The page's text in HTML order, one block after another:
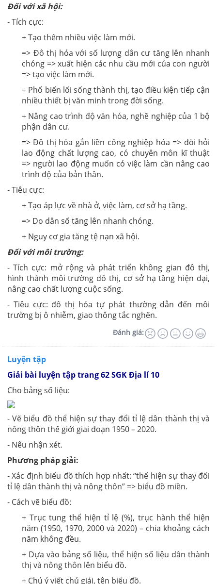
Đối với xã hội:
- Tích cực:
+ Tạo thêm nhiều việc làm mới.
=> Đô thị hóa với số lượng dân cư tăng lên nhanh
chóng => xuất hiện các nhu cầu mới của con người
=> tạo việc làm mới.
+ Phổ biến lối sống thành thị, tạo điều kiện tiếp cận
nhiều thiết bị văn minh trong đời sống.
+ Nâng cao trình độ văn hóa, nghề nghiệp của 1 bộ
phận dân cư.
=> Đô thị hóa gắn liền công nghiệp hóa => đòi hỏi
lao động chất lượng cao, có chuyên môn kĩ thuật
=> người lao động muốn có việc làm cần nâng cao
trình độ của bản thân.
- Tiêu cực:
+ Tạo áp lực về nhà ở, việc làm, cơ sở hạ tầng.
=> Do dân số tăng lên nhanh chóng.
+ Nguy cơ gia tăng tệ nạn xã hội.
Đối với môi trường:
- Tích cực: mở rộng và phát triển không gian đô thị,
hình thành môi trường đô thị, cơ sở hạ tầng hiện đại,
nâng cao chất lượng cuộc sống.
- Tiêu cực: đô thị hóa tự phát thường dẫn đến môi
trường bị ô nhiễm, giao thông tắc nghẽn.
Đánh giá:
Luyện tập
Giải bài luyện tập trang 62 SGK Địa lí 10
Cho bảng số liệu:
- Vẽ biểu đồ thể hiện sự thay đổi tỉ lệ dân thành thị và
nông thôn thế giới giai đoạn 1950 – 2020.
- Nêu nhận xét.
Phương pháp giải:
- Xác định biểu đồ thích hợp nhất: “thể hiện sự thay đổi
tỉ lệ dân thành thị và nông thôn” => biểu đồ miền.
- Cách vẽ biểu đồ:
+ Trục tung thể hiện tỉ lệ (%), trục hành thể hiện
năm (1950, 1970, 2000 và 2020) – chia khoảng cách
năm không đều.
+ Dựa vào bảng số liệu, thể hiện số liệu dân thành
thị và nông thôn lên biểu đồ.
+ Chú ý viết chú giải, tên biểu đồ.